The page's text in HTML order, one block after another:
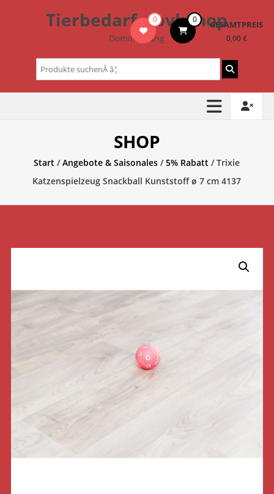
Tierbedarf – bvl-Shop
Dominik Lang
0 0 GESAMTPREIS
0,00 €
Suchen
nach:
SHOP
Start /Angebote & Saisonales /5% Rabatt / Trixie
Katzenspielzeug Snackball Kunststoff ø 7 cm 4137